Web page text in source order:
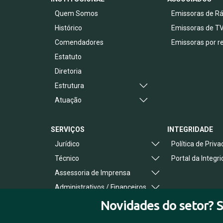
Novidades do setor?
Quem Somos
Histórico
Comendadores
Estatuto
Diretoria
Estrutura
Atuação
Emissoras de
Emissoras de
Emissoras por
SERVIÇOS
Jurídico
Técnico
Assessoria de Imprensa
Administrativos / Financeiros
Benefícios ao Associado
INTEGRIDADE
Política de
Portal da